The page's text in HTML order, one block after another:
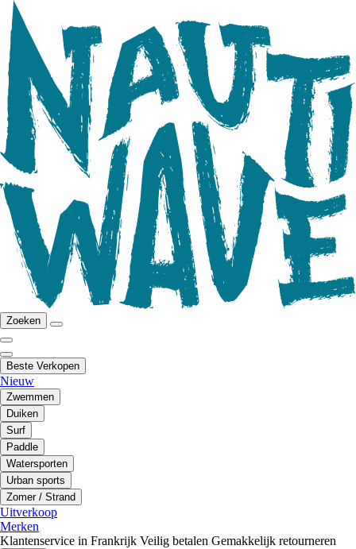
Zoeken
Beste Verkopen
Nieuw
Zwemmen
Duiken
Surf
Paddle
Watersporten
Urban sports
Zomer / Strand
Uitverkoop
Merken
Klantenservice in Frankrijk Veilig betalen Gemakkelijk retourneren